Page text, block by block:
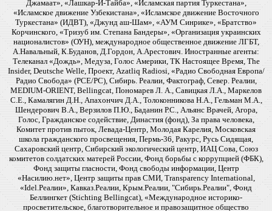
Джамаат», «Лашкар-И-Тайба», «Исламская партия Туркестана»,
«Исламское движение Узбекистана», «Исламское движение Восточного
Туркестана» (ИДВТ), «Джунд аш-Шам», «АУМ Синрике», «Братство»
Корчинского, «Тризуб им. Степана Бандеры», «Организация украинских
националистов» (ОУН), международное общественное движение ЛГБТ,
А.Навальный, К.Буданов, Д.Гордон, А.Арестович. Иностранные агенты:
Телеканал «Дождь», Медуза, Голос Америки, ТК Настоящее Время, The
Insider, Deutsche Welle, Проект, Azatliq Radiosi, «Радио Свободная Европа/
Радио Свобода» (PCE/PC), Сибирь. Реалии, Фактограф, Север. Реалии,
MEDIUM-ORIENT, Bellingcat, Пономарев Л. А., Савицкая Л.А., Маркелов
С.Е., Камалягин Д.Н., Апахончич Д.А., Толоконникова Н.А., Гельман М.А.,
Шендерович В.А., Верзилов П.Ю., Баданин Р.С., Альянс Врачей, Агора,
Голос, Гражданское содействие, Династия (фонд), За права человека,
Комитет против пыток, Левада-Центр, Молодая Карелия, Московская
школа гражданского просвещения, Пермь-36, Ракурс, Русь Сидящая,
Сахаровский центр, Сибирский экологический центр, ИАЦ Сова, Союз
комитетов солдатских матерей России, Фонд борьбы с коррупцией (ФБК),
Фонд защиты гласности, Фонд свободы информации, Центр
«Насилию.нет», Центр защиты прав СМИ, Transparency International,
«Idel.Реалии», Кавказ.Реалии, Крым.Реалии, "Сибирь.Реалии", Фонд
Беллингкет (Stichting Bellingcat), «Международное историко-
просветительское, благотворительное и правозащитное общество